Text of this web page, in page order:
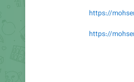
https://
https://